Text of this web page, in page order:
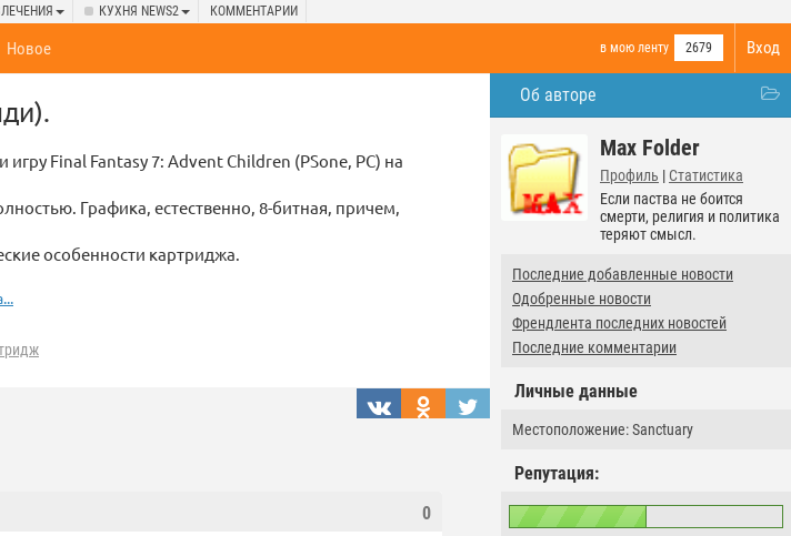
КУХНЯ NEWS2 КОММЕНТАРИИ
Вход
в мою ленту 2679
Новое
Об авторе
Max Folder
Профиль | Статистика
Если паства не боится
смерти, религия и политика
теряют смысл.
Последние добавленные новости
Одобренные новости
Френдлента последних новостей
Последние комментарии
Личные данные
Местоположение: Sanctuary
Репутация:
Final Fantasy 7: Advent Children (PSone, PC) на
Графика, естественно, 8-битная, причем,
особенности картриджа.
0